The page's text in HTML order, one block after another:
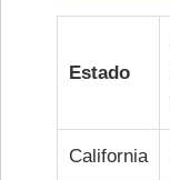
Estado
California